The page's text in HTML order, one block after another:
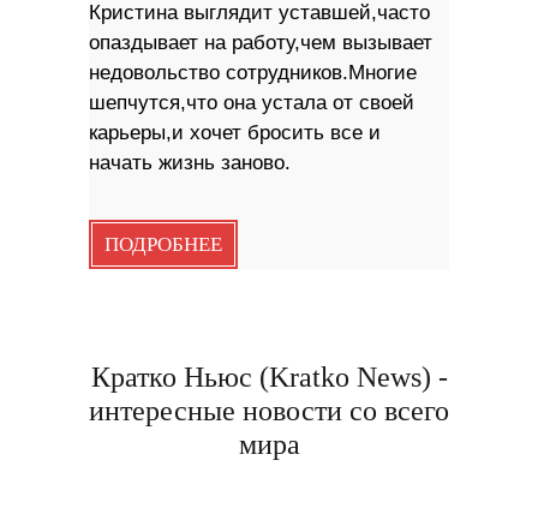
Кристина выглядит уставшей,часто
опаздывает на работу,чем вызывает
недовольство сотрудников.Многие
шепчутся,что она устала от своей
карьеры,и хочет бросить все и
начать жизнь заново.
ПОДРОБНЕЕ
Кратко Ньюс (Kratko News) -
интересные новости со всего
мира